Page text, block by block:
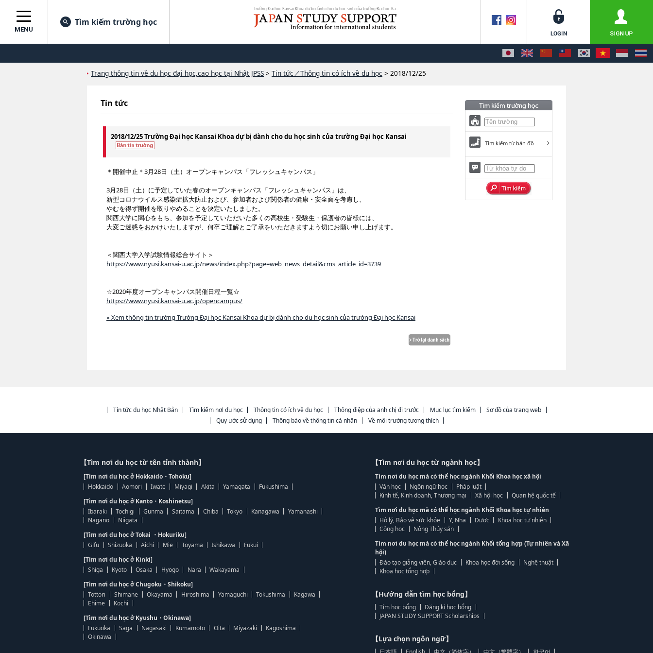
MENU
Tìm kiếm trường học
Trang thông tin về du học đại học,cao học tại Nhật JPSS > Tin tức／Thông tin có ích về du học > 2018/12/25
Tin tức
2018/12/25 Trường Đại học Kansai Khoa dự bị dành cho du học sinh của trường Đại học Kansai
＊開催中止＊3月28日（土）オープンキャンパス「フレッシュキャンパス」
3月28日（土）に予定していた春のオープンキャンパス「フレッシュキャンパス」は、
新型コロナウイルス感染症拡大防止および、参加者および関係者の健康・安全面を考慮し、
やむを得ず開催を取りやめることを決定いたしました。
関西大学に関心をもち、参加を予定していただいた多くの高校生・受験生・保護者の皆様には、
大変ご迷惑をおかけいたしますが、何卒ご理解とご了承をいただきますよう切にお願い申し上げます。
＜関西大学入学試験情報総合サイト＞
https://www.nyusi.kansai-u.ac.jp/news/index.php?page=web_news_detail&cms_article_id=3739
☆2020年度オープンキャンパス開催日程一覧☆
https://www.nyusi.kansai-u.ac.jp/opencampus/
» Xem thông tin trường Trường Đại học Kansai Khoa dự bị dành cho du học sinh của trường Đại học Kansai
Tìm kiếm từ bản đồ
Tin tức du học Nhật Bản Tìm kiếm nơi du học Thông tin có ích về du học Thông điệp của anh chị đi trước Mục lục tìm kiếm
Sơ đồ của trang web
Quy ước sử dụng
Thông báo về thông tin cá nhân Về môi trường tương thích
【Tìm nơi du học từ tên tỉnh thành】
[Tìm nơi du học ở Hokkaido・Tohoku]
Hokkaido
Aomori Iwate Miyagi Akita Yamagata
Fukushima
[Tìm nơi du học ở Kanto・Koshinetsu]
Ibaraki
Tochigi Gunma Saitama Chiba Tokyo Kanagawa
Yamanashi
Nagano
Niigata
[Tìm nơi du học ở Tokai ・Hokuriku]
Gifu
Shizuoka Aichi Mie Toyama Ishikawa
Fukui
[Tìm nơi du học ở Kinki]
Shiga
Kyoto Osaka Hyogo Nara
Wakayama
[Tìm nơi du học ở Chugoku・Shikoku]
Tottori
Shimane Okayama Hiroshima Yamaguchi Tokushima
Kagawa
Ehime
Kochi
[Tìm nơi du học ở Kyushu・Okinawa]
Fukuoka
Saga Nagasaki Kumamoto Oita Miyazaki
Kagoshima
Okinawa
【Tìm nơi du học từ ngành học】
Tìm nơi du học mà có thể học ngành Khối Khoa học xã hội
Văn học
Ngôn ngữ học
Pháp luật
Kinh tế, Kinh doanh, Thương mại
Xã hội học
Quan hệ quốc tế
Tìm nơi du học mà có thể học ngành Khối Khoa học tự nhiên
Hộ lý, Bảo vệ sức khỏe
Y, Nha Dược
Khoa học tự nhiên
Công học
Nông Thủy sản
Tìm nơi du học mà có thể học ngành Khối tổng hợp (Tự nhiên và Xã
hội)
Đào tạo giảng viên, Giáo dục
Khoa học đời sống
Nghệ thuật
Khoa học tổng hợp
【Hướng dẫn tìm học bổng】
Tìm học bổng
Đăng kí học bổng
JAPAN STUDY SUPPORT Scholarships
【Lựa chọn ngôn ngữ】